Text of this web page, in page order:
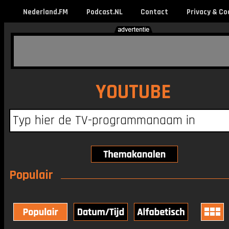
Nederland.FM Podcast.NL Contact Privacy &
YOUTUBE
Populair